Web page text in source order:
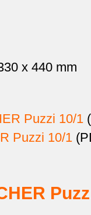
x 440 mm
Puzzi 10/1
Puzzi 10/1